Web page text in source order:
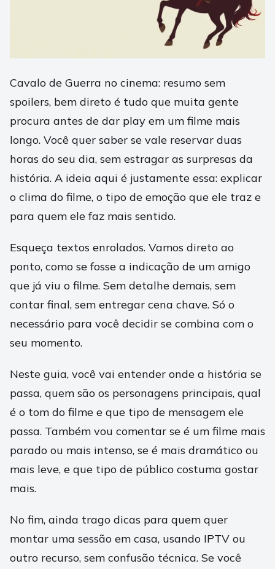
Cavalo de Guerra no cinema: resumo sem
spoilers, bem direto é tudo que muita gente
procura antes de dar play em um filme mais
longo. Você quer saber se vale reservar duas
horas do seu dia, sem estragar as surpresas da
história. A ideia aqui é justamente essa: explicar
o clima do filme, o tipo de emoção que ele traz e
para quem ele faz mais sentido.
Esqueça textos enrolados. Vamos direto ao
ponto, como se fosse a indicação de um amigo
que já viu o filme. Sem detalhe demais, sem
contar final, sem entregar cena chave. Só o
necessário para você decidir se combina com o
seu momento.
Neste guia, você vai entender onde a história se
passa, quem são os personagens principais, qual
é o tom do filme e que tipo de mensagem ele
passa. Também vou comentar se é um filme mais
parado ou mais intenso, se é mais dramático ou
mais leve, e que tipo de público costuma gostar
mais.
No fim, ainda trago dicas para quem quer
montar uma sessão em casa, usando IPTV ou
outro recurso, sem confusão técnica. Se você